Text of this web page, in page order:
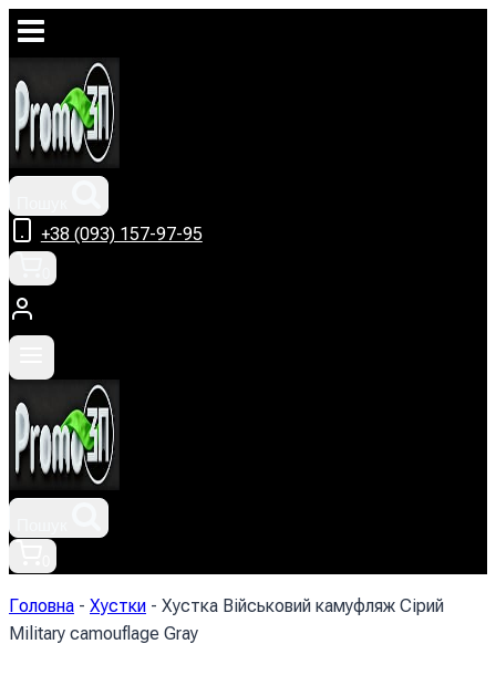
Перейти
до
вмісту
+38 (093) 157-97-95
Головна - Хустки - Хустка Військовий камуфляж Сірий
Military camouflage Gray